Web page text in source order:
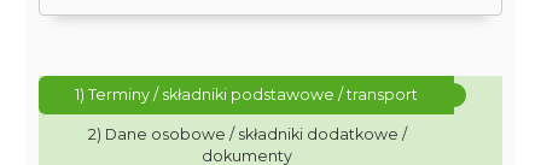
1) Terminy / składniki podstawowe / transport
2) Dane osobowe / składniki dodatkowe /
dokumenty